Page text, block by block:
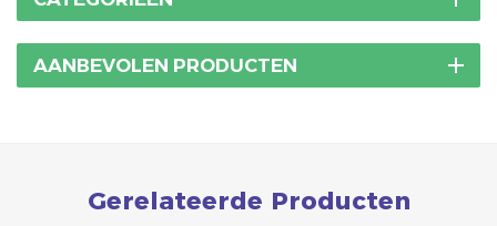
AANBEVOLEN PRODUCTEN
Gerelateerde Producten